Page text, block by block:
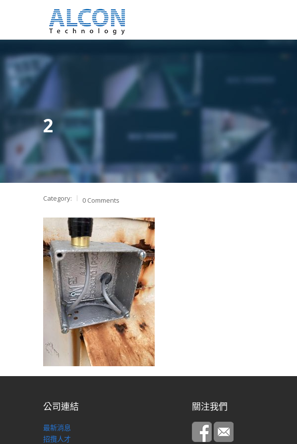
2
Category: 0 Comments
公司連結
最新消息
招攬人才
關注我們